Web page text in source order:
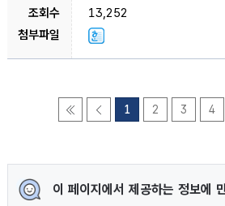
13,252
1 2 3 4
이 페이지에서 제공하는 정보에